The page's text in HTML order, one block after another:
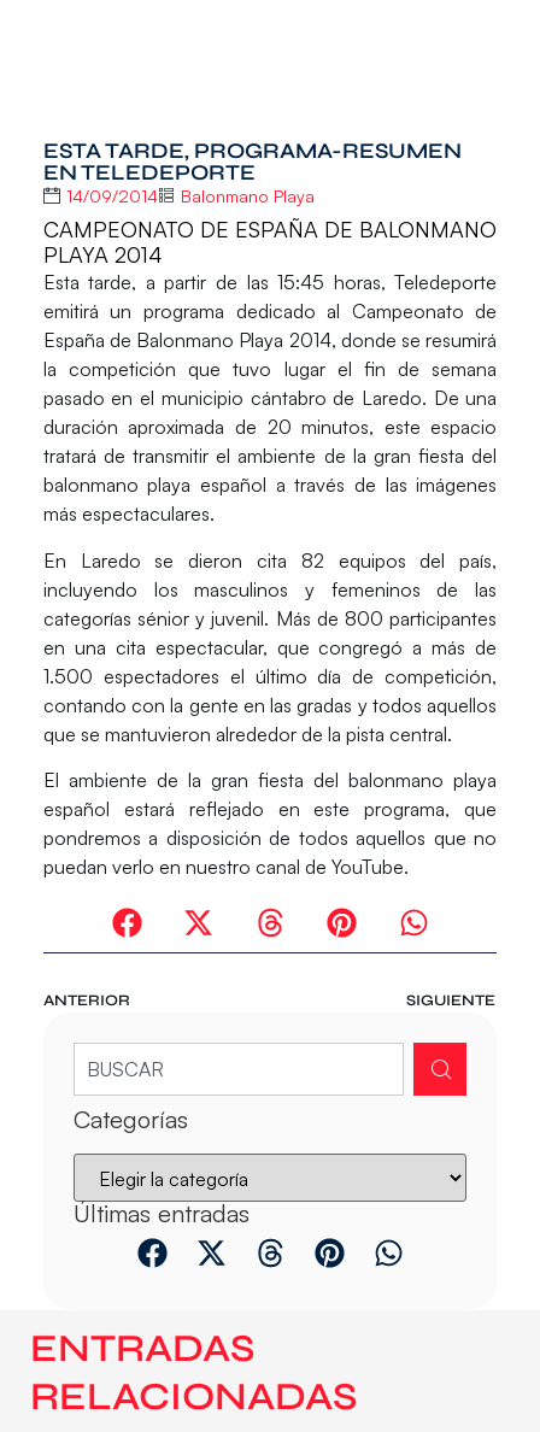
ESTA TARDE, PROGRAMA-RESUMEN
EN TELEDEPORTE
14/09/2014 Balonmano Playa
CAMPEONATO DE ESPAÑA DE BALONMANO
PLAYA 2014
Esta tarde, a partir de las 15:45 horas, Teledeporte
emitirá un programa dedicado al Campeonato de
España de Balonmano Playa 2014, donde se resumirá
la competición que tuvo lugar el fin de semana
pasado en el municipio cántabro de Laredo. De una
duración aproximada de 20 minutos, este espacio
tratará de transmitir el ambiente de la gran fiesta del
balonmano playa español a través de las imágenes
más espectaculares.
En Laredo se dieron cita 82 equipos del país,
incluyendo los masculinos y femeninos de las
categorías sénior y juvenil. Más de 800 participantes
en una cita espectacular, que congregó a más de
1.500 espectadores el último día de competición,
contando con la gente en las gradas y todos aquellos
que se mantuvieron alrededor de la pista central.
El ambiente de la gran fiesta del balonmano playa
español estará reflejado en este programa, que
pondremos a disposición de todos aquellos que no
puedan verlo en nuestro canal de YouTube.
ANTERIOR SIGUIENTE
Categorías
Últimas entradas
ENTRADAS
RELACIONADAS